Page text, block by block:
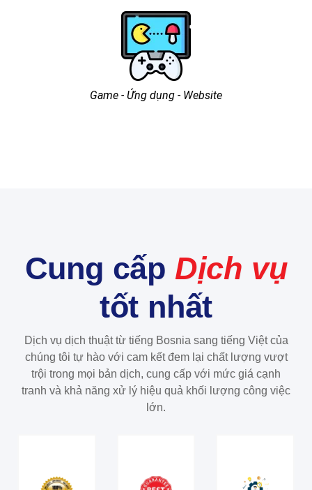
Game - Ứng dụng - Website
Cung cấp Dịch vụ
tốt nhất
Dịch vụ dịch thuật từ tiếng Bosnia sang tiếng Việt của
chúng tôi tự hào với cam kết đem lại chất lượng vượt
trội trong mọi bản dịch, cung cấp với mức giá cạnh
tranh và khả năng xử lý hiệu quả khối lượng công việc
lớn.